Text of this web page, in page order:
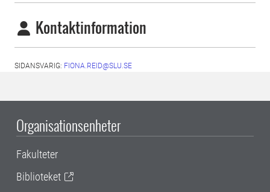
Kontaktinformation
SIDANSVARIG: FIONA.REID@SLU.SE
Organisationsenheter
Fakulteter
Biblioteket